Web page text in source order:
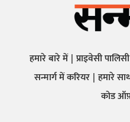
हमारे बारे में प्राइवेसी पालिसी
सन्मार्ग में करियर हमारे
कोड